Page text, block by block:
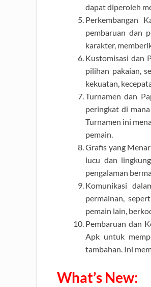
dapat diperoleh
Perkembangan
pembaruan dan
karakter,
Kustomisasi dan
pilihan pakaian,
kekuatan,
Turnamen dan
peringkat di
Turnamen ini
pemain.
Grafis yang
lucu dan
pengalaman
Komunikasi
permainan,
pemain lain,
Pembaruan dan
Apk untuk
tambahan. Ini
What’s New: